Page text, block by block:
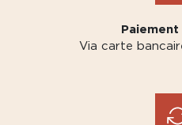
Via carte